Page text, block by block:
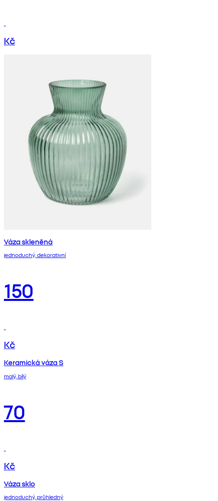
Kč
Váza skleněná
jednoduchý, dekorativní
150
Kč
Keramická váza S
malý, bílý
70
Kč
Váza sklo
jednoduchý, průhledný